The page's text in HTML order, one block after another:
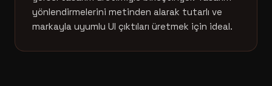
yönlendirmelerini metinden alarak tutarlı ve
markayla uyumlu UI çıktıları üretmek için ideal.